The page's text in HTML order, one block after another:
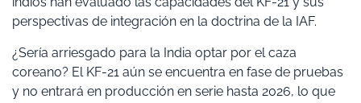
perspectivas de integración en la doctrina de la IAF.
¿Sería arriesgado para la India optar por el caza
coreano? El KF-21 aún se encuentra en fase de pruebas
y no entrará en producción en serie hasta 2026, lo que